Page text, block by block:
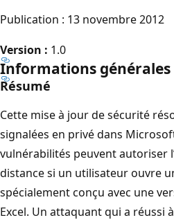
Publication : 13 novembre 2012
Version : 1.0
Informations générales
Résumé
Cette mise à jour de sécurité
signalées en privé dans
vulnérabilités peuvent autoriser
distance si un utilisateur ouvre
spécialement conçu avec une
Excel. Un attaquant qui a réussi